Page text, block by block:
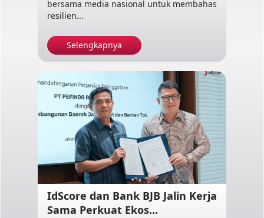
bersama media nasional untuk membahas
resilien...
Selengkapnya
IdScore dan Bank BJB Jalin Kerja
Sama Perkuat Ekos...